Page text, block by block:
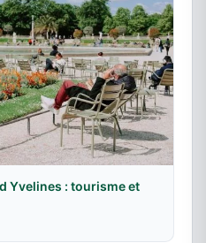
Yvelines : tourisme et